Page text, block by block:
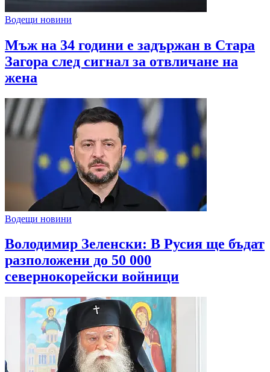
Водещи новини
Мъж на 34 години е задържан в Стара
Загора след сигнал за отвличане на
жена
Водещи новини
Володимир Зеленски: В Русия ще бъдат
разположени до 50 000
севернокорейски войници